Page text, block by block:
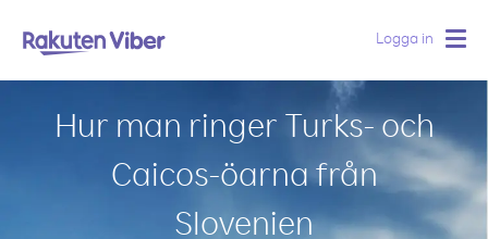
Logga in
Hur man ringer Turks- och
Caicos-öarna från
Slovenien